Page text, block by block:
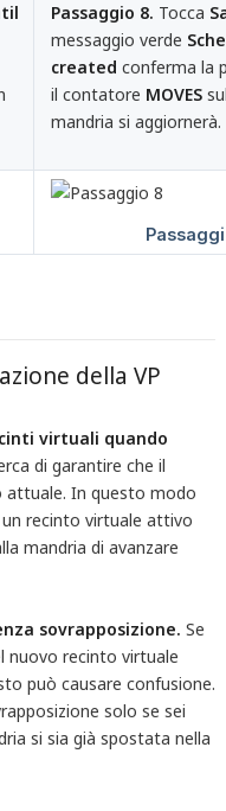
Passaggio 8. Tocca
messaggio verde
created conferma la
il contatore MOVES
mandria si aggiornerà.
della VP
virtuali quando
di garantire che il
attuale. In questo modo
recinto virtuale attivo
mandria di avanzare
sovrapposizione. Se
nuovo recinto virtuale
può causare confusione.
solo se sei
si sia già spostata nella